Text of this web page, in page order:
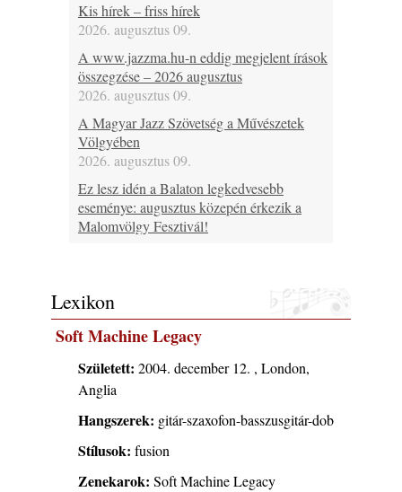
Kis hírek – friss hírek
2026. augusztus 09.
A www.jazzma.hu-n eddig megjelent írások
összegzése – 2026 augusztus
2026. augusztus 09.
A Magyar Jazz Szövetség a Művészetek
Völgyében
2026. augusztus 09.
Ez lesz idén a Balaton legkedvesebb
eseménye: augusztus közepén érkezik a
Malomvölgy Fesztivál!
tudok… 19. rész: XXXI. Szoboszlói
Dixieland Napok (Hajdúszoboszló – 2026.
augusztus 21-22-23.)
2026. augusztus 08.
Jazz-rock albumok 1986-ból - Shakatak
„Into the Blue”
2026. augusztus 08.
Fusio Group feat. Kertész Erika "New
Visions" lemezbemutató koncert
2026. augusztus 07.
Lexikon
Soft Machine Legacy
Született: 2004. december 12. , London,
Anglia
Hangszerek: gitár-szaxofon-basszusgitár-dob
Stílusok: fusion
Zenekarok: Soft Machine Legacy